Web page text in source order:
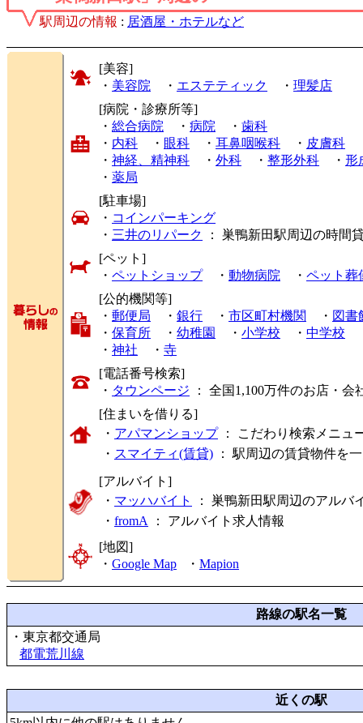
駅周辺の情報 : 居酒屋・ホテルなど
[美容]
・ 美容院 ・ エステティック ・ 理髪店
[病院・診療所等]
・ 総合病院 ・ 病院 ・ 歯科
・ 内科 ・ 眼科 ・ 耳鼻咽喉科 ・ 皮膚科
・ 神経、精神科 ・ 外科 ・ 整形外科 ・ 形
・ 薬局
[駐車場]
・ コインパーキング
・ 三井のリパーク
： 巣鴨新田駅周辺の時間
[ペット]
・ ペットショップ・ 動物病院 ・ ペット葬
[公的機関等]
・ 郵便局 ・ 銀行 ・ 市区町村機関 ・ 図書
・ 保育所 ・ 幼稚園 ・ 小学校 ・ 中学校
・ 神社 ・ 寺
[電話番号検索]
・ タウンページ ： 全国1,100万件のお店・
[住まいを借りる]
・ アパマンショップ： こだわり検索メニュ
・ スマイティ(賃貸) ： 駅周辺の賃貸物件を
[アルバイト]
・ マッハバイト
： 巣鴨新田駅周辺のアルバ
・ fromA ： アルバイト求人情報
[地図]
・ Google Map ・ Mapion
路線の駅名一覧
・東京都交通局
都電荒川線
近くの駅